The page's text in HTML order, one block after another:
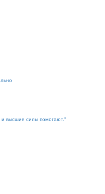
и высшие силы помогают."